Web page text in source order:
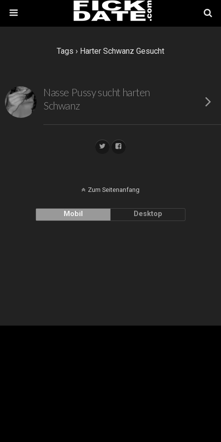
Tags › Harter Schwanz Gesucht
Nasse Pussy sucht harten
Schwanz
Zum Seitenanfang
Mobil Desktop